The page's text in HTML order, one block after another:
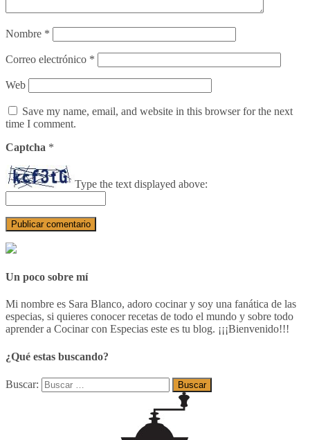
Nombre *
Correo electrónico *
Web
Save my name, email, and website in this browser for the next
time I comment.
Captcha *
Type the text displayed above:
Un poco sobre mí
Mi nombre es Sara Blanco, adoro cocinar y soy una fanática de las
especias, si quieres conocer recetas de todo el mundo y sobre todo
aprender a Cocinar con Especias este es tu blog. ¡¡¡Bienvenido!!!
¿Qué estas buscando?
Buscar: